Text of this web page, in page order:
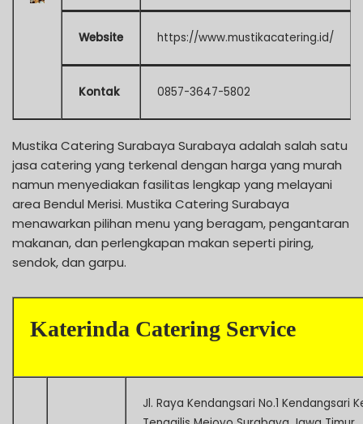
Website https://www.mustikacatering.id/
Kontak 0857-3647-5802
Mustika Catering Surabaya Surabaya adalah salah satu
jasa catering yang terkenal dengan harga yang murah
namun menyediakan fasilitas lengkap yang melayani
area Bendul Merisi. Mustika Catering Surabaya
menawarkan pilihan menu yang beragam, pengantaran
makanan, dan perlengkapan makan seperti piring,
sendok, dan garpu.
Katerinda Catering Service
Jl. Raya Kendangsari No.1 Kendangsari